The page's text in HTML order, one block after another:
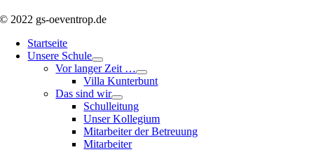
© 2022 gs-oeventrop.de
Startseite
Unsere Schule
Vor langer Zeit …
Villa Kunterbunt
Das sind wir
Schulleitung
Unser Kollegium
Mitarbeiter der Betreuung
Mitarbeiter